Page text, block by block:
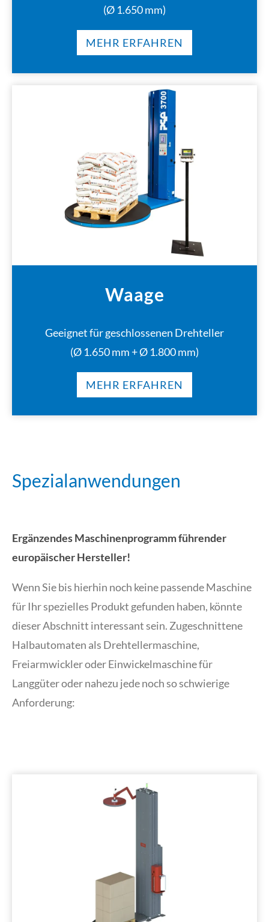
(Ø 1.650 mm)
MEHR ERFAHREN
Waage
Geeignet für geschlossenen Drehteller
(Ø 1.650 mm + Ø 1.800 mm)
MEHR ERFAHREN
Spezialanwendungen
Ergänzendes Maschinenprogramm führender
europäischer Hersteller!
Wenn Sie bis hierhin noch keine passende Maschine
für Ihr spezielles Produkt gefunden haben, könnte
dieser Abschnitt interessant sein. Zugeschnittene
Halbautomaten als Drehtellermaschine,
Freiarmwickler oder Einwickelmaschine für
Langgüter oder nahezu jede noch so schwierige
Anforderung: